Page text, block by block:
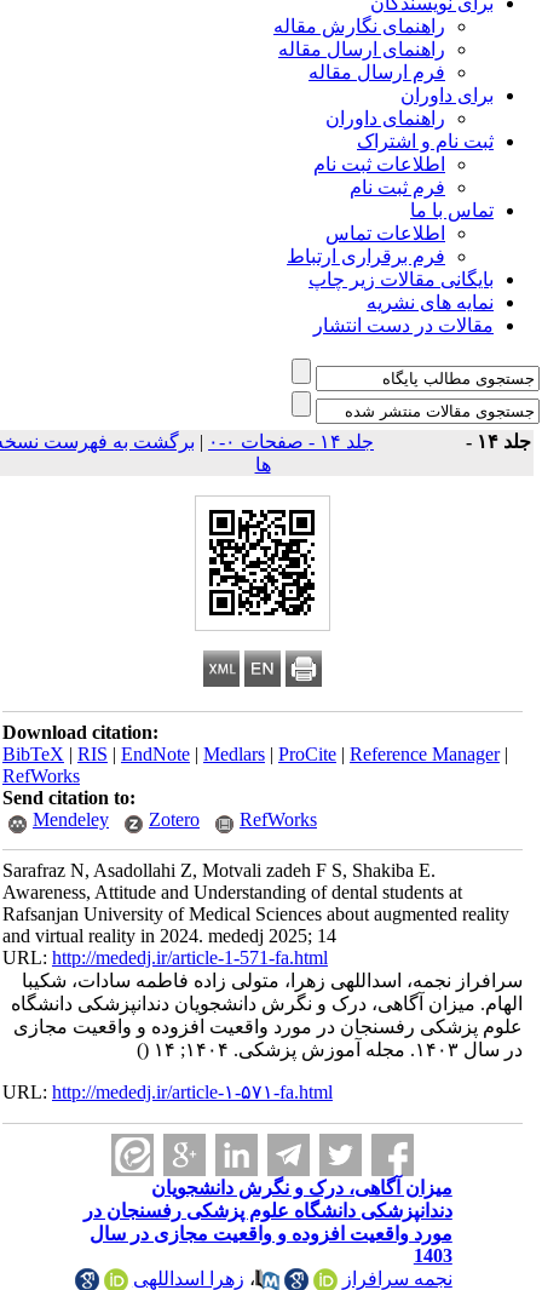
راهنمای نگارش مقاله
راهنمای ارسال مقاله
فرم ارسال مقاله
برای داوران
راهنمای داوران
ثبت نام و اشتراک
اطلاعات ثبت نام
فرم ثبت نام
تماس با ما
اطلاعات تماس
فرم برقراری ارتباط
بایگانی مقالات زیر چاپ
نمایه های نشریه
مقالات در دست انتشار
۱۴ - جلد ۱۴ - صفحات ۰-۰ | برگشت به فهرست نسخه
ها
Download citation:
BibTeX|RIS|EndNote|Medlars|ProCite|Reference Manager
RefWorks
Send citation to:
Mendeley
Zotero RefWorks
Sarafraz N, Asadollahi Z, Motvali zadeh F S, Shakiba E.
Awareness, Attitude and Understanding of dental students at
Rafsanjan University of Medical Sciences about augmented reality
and virtual reality in 2024. mededj 2025; 14
URL:http://mededj.ir/article-1-571-fa.html
سرافراز نجمه، اسداللهی زهرا، متولی زاده فاطمه سادات، شکیبا
الهام. میزان آگاهی، درک و نگرش دانشجویان دندانپزشکی دانشگاه
علوم پزشکی رفسنجان در مورد واقعیت افزوده و واقعیت مجازی
در سال ۱۴۰۳. مجله آموزش پزشکی. ۱۴۰۴; ۱۴
()
URL:http://mededj.ir/article-۱-۵۷۱-fa.html
میزان آگاهی، درک و نگرش دانشجویان
دندانپزشکی دانشگاه علوم پزشکی رفسنجان در
مورد واقعیت افزوده و واقعیت مجازی در سال
1403
نجمه سرافراز
،زهرا اسداللهی